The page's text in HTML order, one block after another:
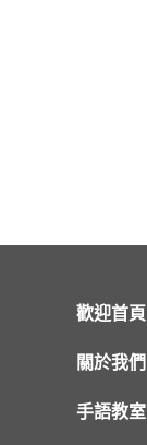
歡迎首頁
關於我們
手語教室